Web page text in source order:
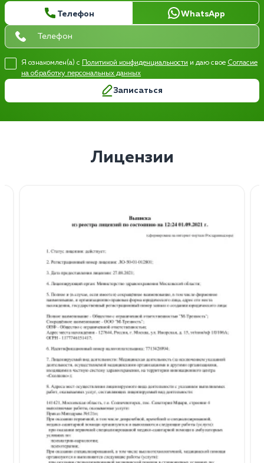
Телефон WhatsApp
Я ознакомлен(а) с Политикой конфиденциальности и даю свое Согласие
на обработку персональных данных
Записаться
Лицензии